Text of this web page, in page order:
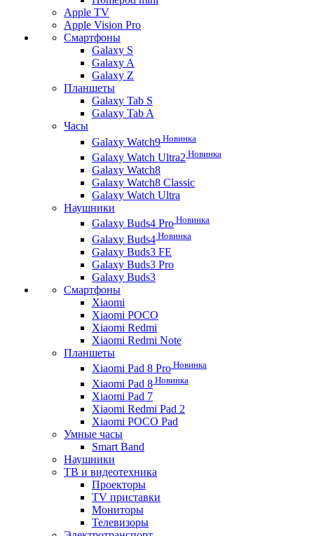
Apple TV
Apple Vision Pro
Смартфоны
Galaxy S
Galaxy A
Galaxy Z
Планшеты
Galaxy Tab S
Galaxy Tab A
Часы
Galaxy Watch9 Новинка
Galaxy Watch Ultra2 Новинка
Galaxy Watch8
Galaxy Watch8 Classic
Galaxy Watch Ultra
Наушники
Galaxy Buds4 Pro Новинка
Galaxy Buds4 Новинка
Galaxy Buds3 FE
Galaxy Buds3 Pro
Galaxy Buds3
Смартфоны
Xiaomi
Xiaomi POCO
Xiaomi Redmi
Xiaomi Redmi Note
Планшеты
Xiaomi Pad 8 Pro Новинка
Xiaomi Pad 8 Новинка
Xiaomi Pad 7
Xiaomi Redmi Pad 2
Xiaomi POCO Pad
Умные часы
Smart Band
Наушники
ТВ и видеотехника
Проекторы
TV приставки
Мониторы
Телевизоры